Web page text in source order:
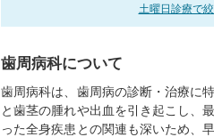
土曜日診療で
歯周病科について
歯周病科は、歯周病の診断・治療に
と歯茎の腫れや出血を引き起こし、
った全身疾患との関連も深いため、